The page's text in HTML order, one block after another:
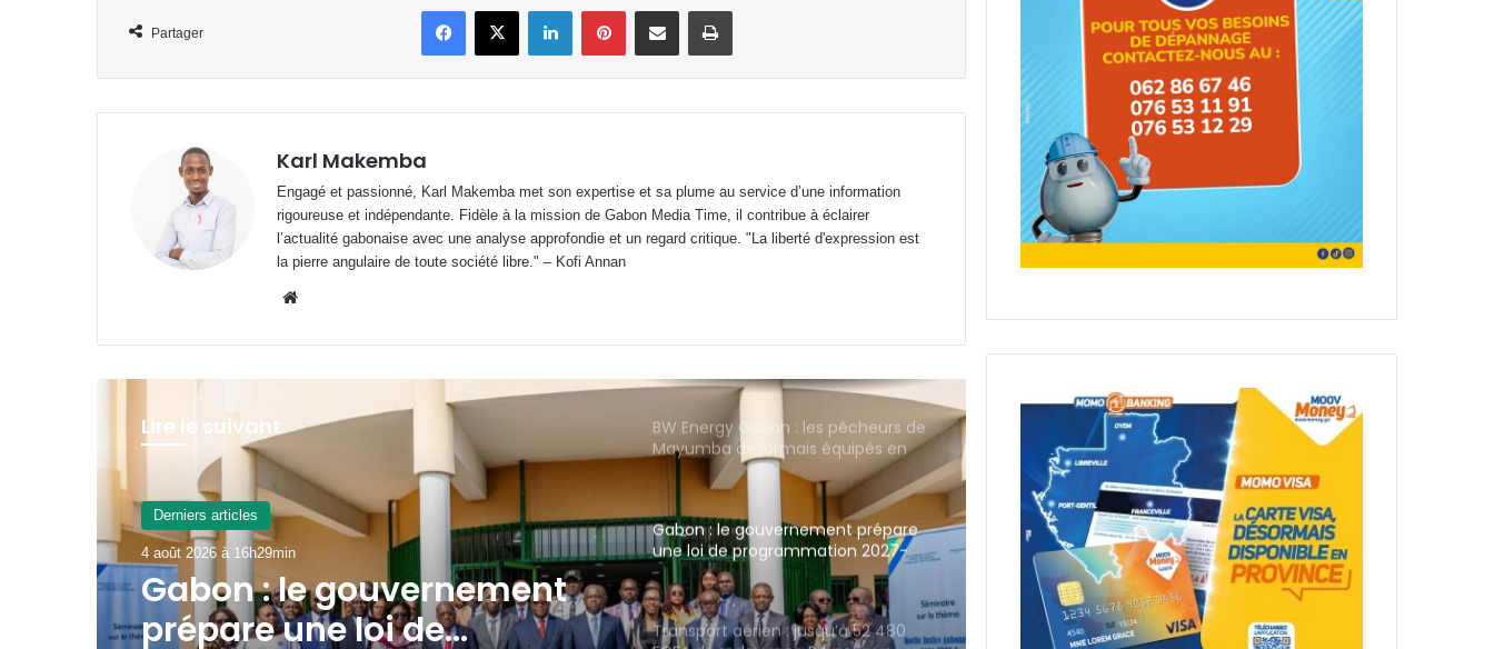
Partager
FacebookX LinkedinPinterestPartager par email Imprimer
Karl Makemba
Engagé et passionné, Karl Makemba met son expertise et sa plume au service d’une information
rigoureuse et indépendante. Fidèle à la mission de Gabon Media Time, il contribue à éclairer
l’actualité gabonaise avec une analyse approfondie et un regard critique. "La liberté d'expression est
la pierre angulaire de toute société libre." – Kofi Annan
Lire le suivant
A La Une
4 août 2026 à 9h55min
Transport aérien : jusqu’à
52 480 FCFA de redevance
Élection au secrétariat général de
l’ONU : Macky Sall cinquième au
Gabon : Camélia Ntoutoume
annonce une rentrée des classes à
Mayumba désormais équipés en
Gabon : le gouvernement prépare
une loi de programmation 2027-
2032 pour refonder son système
judiciaire
Transport aérien : jusqu’à 52 480
FCFA de redevance R4 pour un
aller-retour Port-Gentil–Franceville
CES Public d’Awendje : 2 500 élèves,